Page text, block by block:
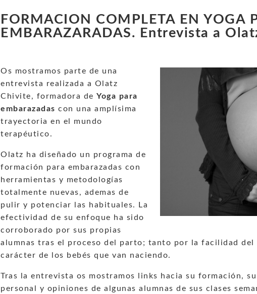
FORMACION COMPLETA EN YOGA
EMBARAZARADAS. Entrevista a
Os mostramos parte de una
entrevista realizada a Olatz
Chivite, formadora de Yoga para
embarazadas con una amplísima
trayectoria en el mundo
terapéutico.
Olatz ha diseñado un programa de
formación para embarazadas con
herramientas y metodologías
totalmente nuevas, ademas de
pulir y potenciar las habituales. La
efectividad de su enfoque ha sido
corroborado por sus propias
alumnas tras el proceso del parto; tanto por la facilidad del
carácter de los bebés que van naciendo.
Tras la entrevista os mostramos links hacia su formación,
personal y opiniones de algunas alumnas de sus clases